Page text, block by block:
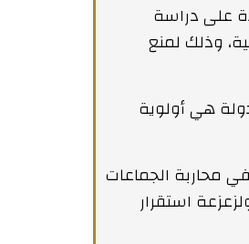
على دراسة
وذلك لمنع
هي أولوية
محاربة الجماعات
استقرار